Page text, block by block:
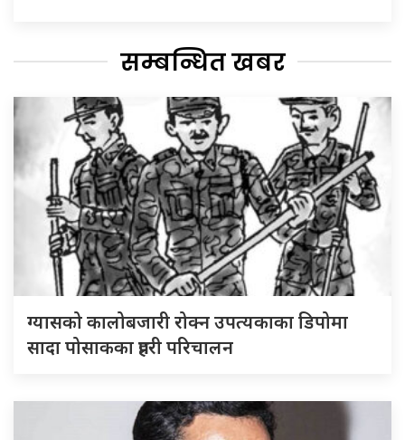
सम्बन्धित खबर
ग्यासको कालोबजारी रोक्न उपत्यकाका डिपोमा
सादा पोसाकका प्रहरी परिचालन